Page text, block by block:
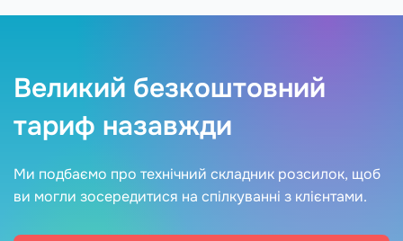
Великий безкоштовний
тариф назавжди
Ми подбаємо про технічний складник розсилок, щоб
ви могли зосередитися на спілкуванні з клієнтами.